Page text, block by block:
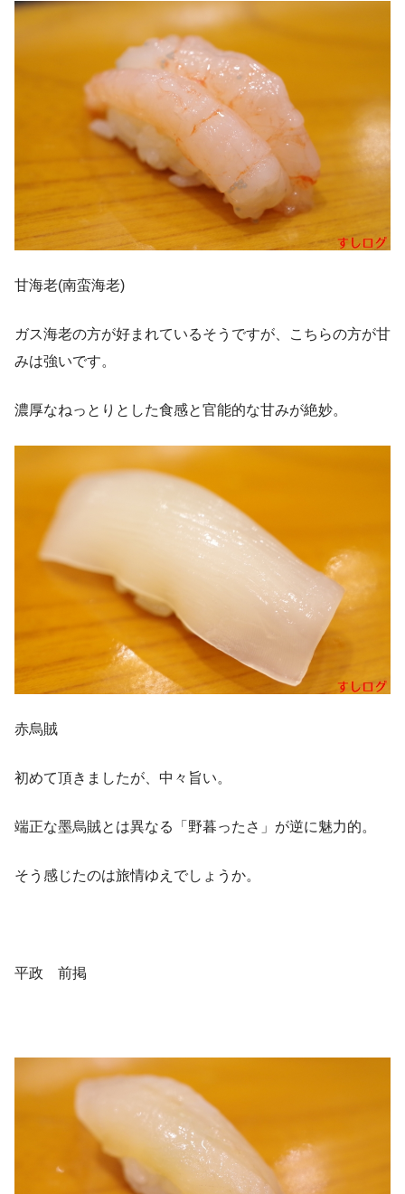
甘海老(南蛮海老)
ガス海老の方が好まれているそうですが、こちらの方が甘
みは強いです。
濃厚なねっとりとした食感と官能的な甘みが絶妙。
赤烏賊
初めて頂きましたが、中々旨い。
端正な墨烏賊とは異なる「野暮ったさ」が逆に魅力的。
そう感じたのは旅情ゆえでしょうか。
平政 前掲